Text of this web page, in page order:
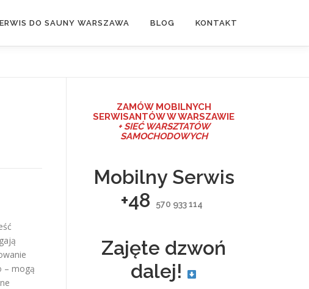
DO SAUNY WARSZAWA BLOG KONTAKT
– mogą
ZAMÓW MOBILNYCH
SERWISANTÓW W WARSZAWIE
+ SIEĆ WARSZTATÓW
SAMOCHODOWYCH
Mobilny Serwis
+48
570 933 114
Zajęte dzwoń
dalej!